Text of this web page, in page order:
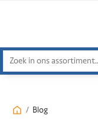
Zoeken
naar:
/ Blog